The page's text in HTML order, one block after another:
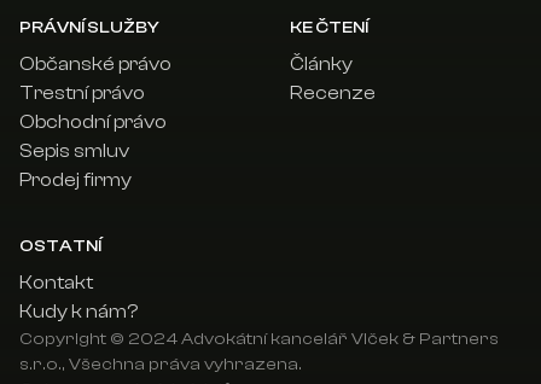
PRÁVNÍ SLUŽBY
Občanské právo
Trestní právo
Obchodní právo
Sepis smluv
Prodej firmy
OSTATNÍ
Kontakt
Kudy k nám?
KE ČTENÍ
Články
Recenze
Copyright © 2024 Advokátní kancelář Vlček & Partners
s.r.o., Všechna práva vyhrazena.